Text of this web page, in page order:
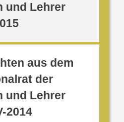
und Lehrer
aus dem
der
und Lehrer
2014